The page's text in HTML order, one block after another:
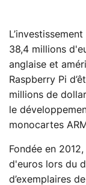
38,4 millions
anglaise et
Raspberry Pi
millions de
le
monocartes
Fondée en
d'euros lors du
d’exemplaires